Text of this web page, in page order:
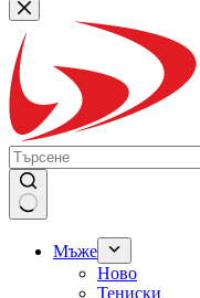
Мъже
Ново
Тениски